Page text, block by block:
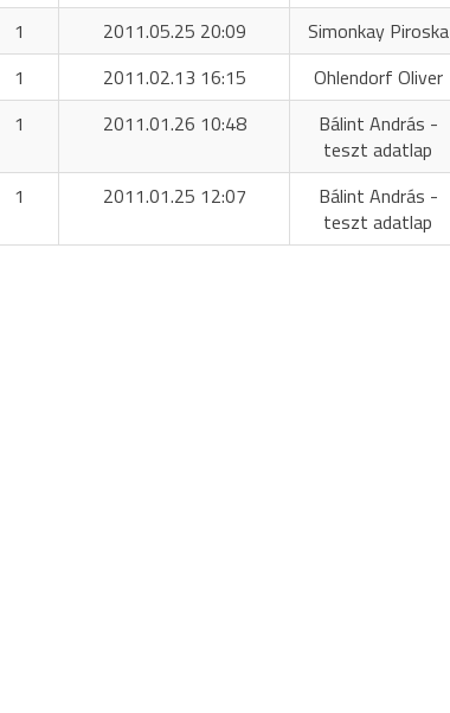
1 2011.05.25 20:09
Simonkay Piroska
1 2011.02.13 16:15
Ohlendorf Oliver
1 2011.01.26 10:48
Bálint András -
teszt adatlap
1 2011.01.25 12:07
Bálint András -
teszt adatlap